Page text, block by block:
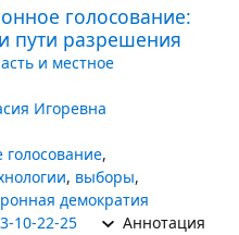
голосование:
пути разрешения
и местное
Игоревна
голосование,
, выборы,
демократия
10-22-25 Аннотация